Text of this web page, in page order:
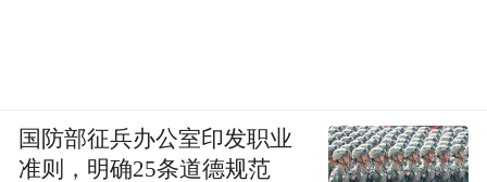
国防部征兵办公室印发职业
准则，明确25条道德规范